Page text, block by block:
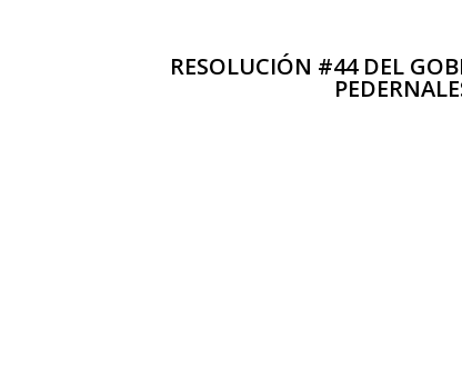
RESOLUCIÓN #44 DEL